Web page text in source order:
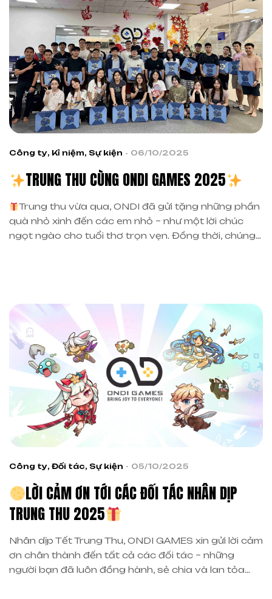
Công ty, Kỉ niệm, Sự kiện 06/10/2025
TRUNG THU CÙNG ONDI GAMES 2025
Trung thu vừa qua, ONDI đã gửi tặng những phần
quà nhỏ xinh đến các em nhỏ – như một lời chúc
ngọt ngào cho tuổi thơ trọn vẹn. Đồng thời, chúng
Công ty, Đối tác, Sự kiện 05/10/2025
LỜI CẢM ƠN TỚI CÁC ĐỐI TÁC NHÂN DỊP
TRUNG THU 2025
Nhân dịp Tết Trung Thu, ONDI GAMES xin gửi lời cảm
ơn chân thành đến tất cả các đối tác – những
người bạn đã luôn đồng hành, sẻ chia và lan tỏa